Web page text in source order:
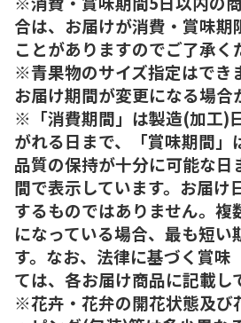
合は、お届けが消費・賞味期
ことがありますのでご了承く
※青果物のサイズ指定はでき
お届け期間が変更になる場合
※「消費期間」は製造(加工)
がれる日まで、「賞味期間」
品質の保持が十分に可能な日
間で表示しています。お届け
するものではありません。複
になっている場合、最も短い
す。なお、法律に基づく賞味
ては、各お届け商品に記載し
※花卉・花弁の開花状態及び